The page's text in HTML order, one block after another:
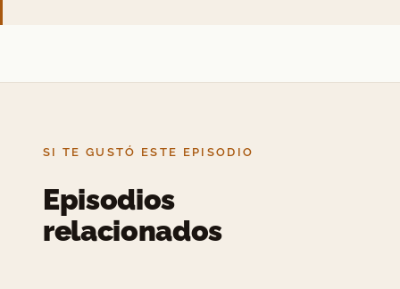
SI TE GUSTÓ ESTE EPISODIO
Episodios
relacionados